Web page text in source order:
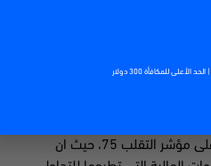
المالية، وافضل هذه الشركات
يجب عليك ان تتأكد من ان
شركة الوساطة تدعم التداول على مؤشر التقلب 75، حيث ان